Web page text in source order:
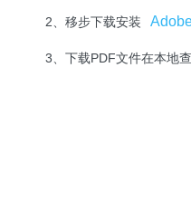
2、移步下载安装
3、下载PDF文件在本地